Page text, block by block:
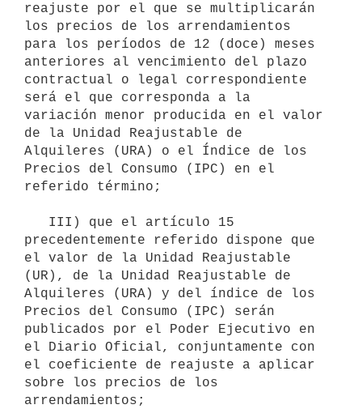
reajuste por el que se multiplicarán
los precios de los arrendamientos
para los períodos de 12 (doce) meses
anteriores al vencimiento del plazo
contractual o legal correspondiente
será el que corresponda a la
variación menor producida en el valor
de la Unidad Reajustable de
Alquileres (URA) o el Índice de los
Precios del Consumo (IPC) en el
referido término;
precedentemente referido dispone que
el valor de la Unidad Reajustable
(UR), de la Unidad Reajustable de
Alquileres (URA) y del índice de los
Precios del Consumo (IPC) serán
publicados por el Poder Ejecutivo en
el Diario Oficial, conjuntamente con
el coeficiente de reajuste a aplicar
sobre los precios de los
arrendamientos;